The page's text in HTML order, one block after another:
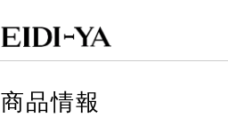
商品情報